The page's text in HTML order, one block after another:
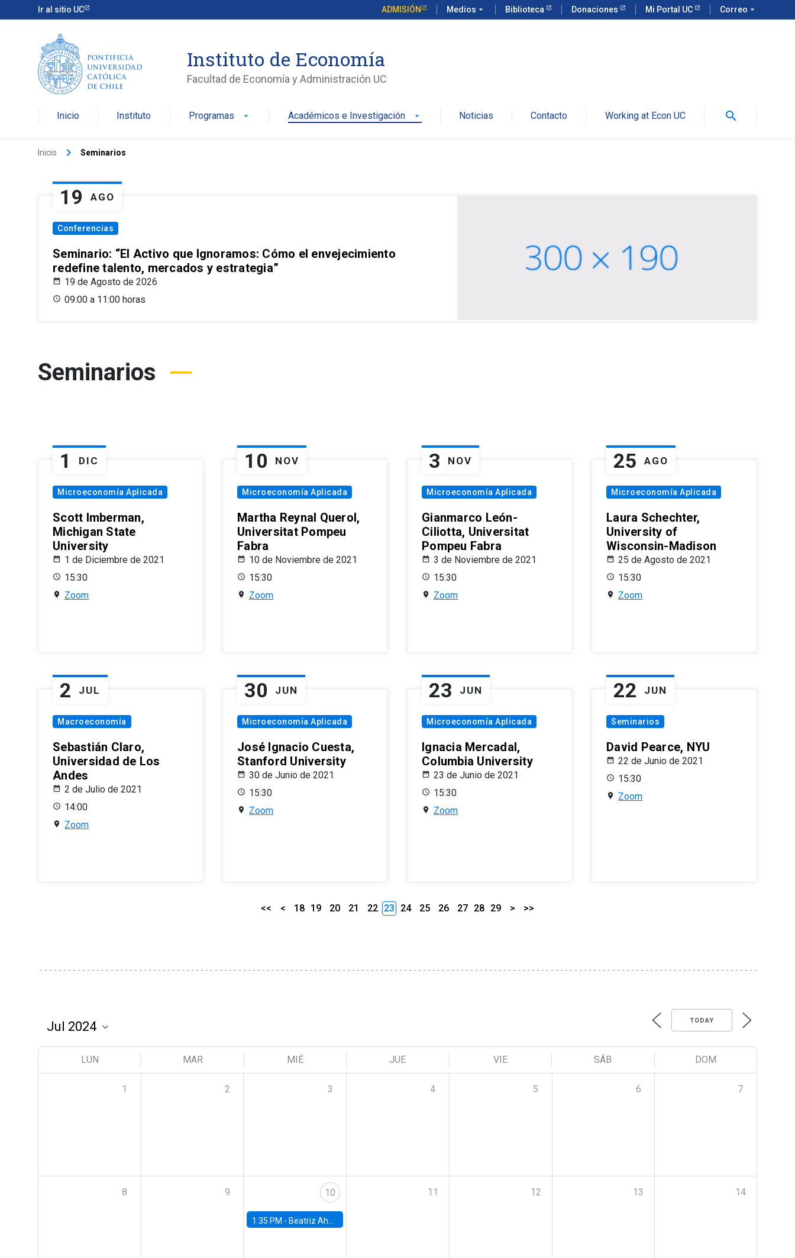
Ir al sitio UC ADMISIÓN Medios arrow_drop_down Biblioteca Donaciones Mi Portal UC Correo arrow_drop_down
Instituto de Economía
Facultad de Economía y Administración UC
Inicio Instituto Programas arrow_drop_down Académicos e Investigación arrow_drop_down Noticias Contacto Working at Econ UC search
Inicio keyboard_arrow_right Seminarios
19 AGO
Conferencias
Seminario: “El Activo que Ignoramos: Cómo el envejecimiento
redefine talento, mercados y estrategia”
19 de Agosto de 2026
09:00 a 11:00 horas
Seminarios
1 DIC
Microeconomía Aplicada
Scott Imberman,
Michigan State
University
1 de Diciembre de 2021
15:30
Zoom
10 NOV
Microeconomía Aplicada
Martha Reynal Querol,
Universitat Pompeu
Fabra
10 de Noviembre de 2021
15:30
Zoom
3 NOV
Microeconomía Aplicada
Gianmarco León-
Ciliotta, Universitat
Pompeu Fabra
3 de Noviembre de 2021
15:30
Zoom
25 AGO
Microeconomía Aplicada
Laura Schechter,
University of
Wisconsin-Madison
25 de Agosto de 2021
15:30
Zoom
2 JUL
Macroeconomía
Sebastián Claro,
Universidad de Los
Andes
2 de Julio de 2021
14:00
Zoom
30 JUN
Microeconomía Aplicada
José Ignacio Cuesta,
Stanford University
30 de Junio de 2021
15:30
Zoom
23 JUN
Microeconomía Aplicada
Ignacia Mercadal,
Columbia University
23 de Junio de 2021
15:30
Zoom
22 JUN
Seminarios
David Pearce, NYU
22 de Junio de 2021
15:30
Zoom
<< < 18 19 20 21 22 23 24 25 26 27 28 29 > >>
TODAY
LUN MAR MIÉ JUE VIE SÁB DOM
1 2 3 4 5 6 7
8 9 10
1:35 PM - Beatriz Ahumada, PhD candidate, Universidad de Pittsburgh
11 12 13 14